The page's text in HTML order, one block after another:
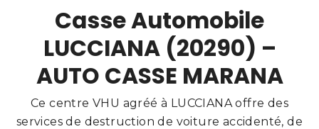
Casse Automobile
LUCCIANA (20290) –
AUTO CASSE MARANA
Ce centre VHU agréé à LUCCIANA offre des
services de destruction de voiture accidenté, de